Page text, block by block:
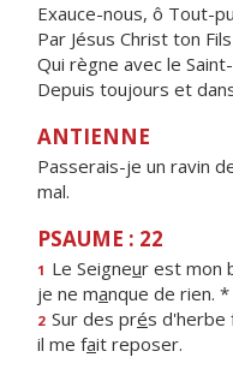
Exauce-nous, ô Tout-
Par Jésus Christ ton
Qui règne avec le
Depuis toujours et
ANTIENNE
Passerais-je un ravin
mal.
PSAUME : 22
1 Le Seigneur est mon
je ne manque de rien. *
2 Sur des prés d'herbe
il me fait reposer.